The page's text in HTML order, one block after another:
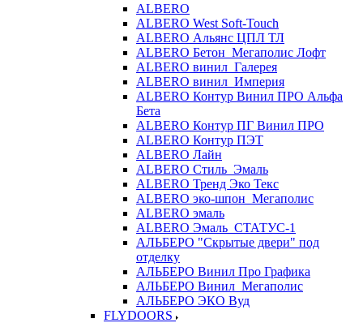
ALBERO
ALBERO West Soft-Touch
ALBERO Альянс ЦПЛ ТЛ
ALBERO Бетон_Мегаполис Лофт
ALBERO винил_Галерея
ALBERO винил_Империя
ALBERO Контур Винил ПРО Альфа
Бета
ALBERO Контур ПГ Винил ПРО
ALBERO Контур ПЭТ
ALBERO Лайн
ALBERO Стиль_Эмаль
ALBERO Тренд Эко Текс
ALBERO эко-шпон_Мегаполис
ALBERO эмаль
ALBERO Эмаль_СТАТУС-1
АЛЬБЕРО "Скрытые двери" под
отделку
АЛЬБЕРО Винил Про Графика
АЛЬБЕРО Винил_Мегаполис
АЛЬБЕРО ЭКО Вуд
FLYDOORS